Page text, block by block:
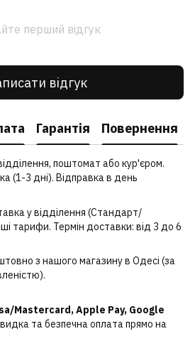
перший відгук
відгук
Гарантія Повернення
поштомат або кур'єром.
(1-3 дні). Відправка в день
у відділення (Стандарт/
тарифи. Термін доставки: від 3 до 6
з нашого магазину в Одесі (за
Mastercard, Apple Pay, Google
та безпечна оплата прямо на